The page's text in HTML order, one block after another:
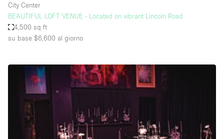
Illuminazione
Impianto audiovisivo
Industriale
Licenza per Liquori
Livello strada
Magazzino
City Center
BEAUTIFUL LOFT VENUE - Located on vibrant Lincoln Road
4,500 sq ft
su base $6,600 al giorno